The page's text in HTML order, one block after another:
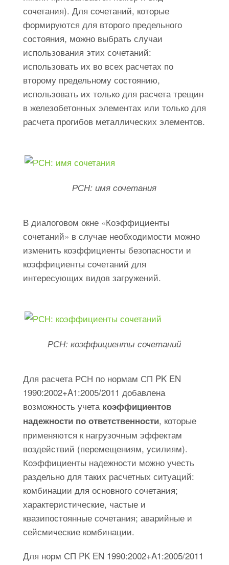
сочетания). Для сочетаний, которые
формируются для второго предельного
состояния, можно выбрать случаи
использования этих сочетаний:
использовать их во всех расчетах по
второму предельному состоянию,
использовать их только для расчета трещин
в железобетонных элементах или только для
расчета прогибов металлических элементов.
РСН: имя сочетания
В диалоговом окне «Коэффициенты
сочетаний» в случае необходимости можно
изменить коэффициенты безопасности и
коэффициенты сочетаний для
интересующих видов загружений.
РСН: коэффициенты сочетаний
Для расчета РСН по нормам СП PK EN
1990:2002+A1:2005/2011 добавлена
возможность учета коэффициентов
надежности по ответственности, которые
применяются к нагрузочным эффектам
воздействий (перемещениям, усилиям).
Коэффициенты надежности можно учесть
раздельно для таких расчетных ситуаций:
комбинации для основного сочетания;
характеристические, частые и
квазипостоянные сочетания; аварийные и
сейсмические комбинации.
Для норм СП PK EN 1990:2002+A1:2005/2011